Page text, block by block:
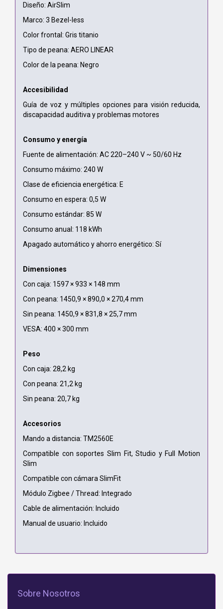
Diseño: AirSlim
Marco: 3 Bezel-less
Color frontal: Gris titanio
Tipo de peana: AERO LINEAR
Color de la peana: Negro
Accesibilidad
Guía de voz y múltiples opciones para visión reducida,
discapacidad auditiva y problemas motores
Consumo y energía
Fuente de alimentación: AC 220–240 V ~ 50/60 Hz
Consumo máximo: 240 W
Clase de eficiencia energética: E
Consumo en espera: 0,5 W
Consumo estándar: 85 W
Consumo anual: 118 kWh
Apagado automático y ahorro energético: Sí
Dimensiones
Con caja: 1597 × 933 × 148 mm
Con peana: 1450,9 × 890,0 × 270,4 mm
Sin peana: 1450,9 × 831,8 × 25,7 mm
VESA: 400 × 300 mm
Peso
Con caja: 28,2 kg
Con peana: 21,2 kg
Sin peana: 20,7 kg
Accesorios
Mando a distancia: TM2560E
Compatible con soportes Slim Fit, Studio y Full Motion
Slim
Compatible con cámara SlimFit
Módulo Zigbee / Thread: Integrado
Cable de alimentación: Incluido
Manual de usuario: Incluido
Sobre Nosotros